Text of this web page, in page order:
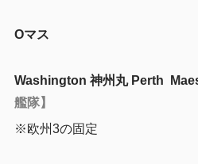
Oマス
Washington 神州丸 Perth
艦隊】
※欧州3の固定